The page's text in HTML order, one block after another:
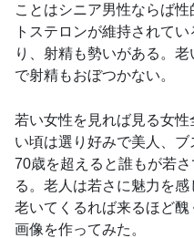
ことはシニア男性ならば
トステロンが維持されて
り、射精も勢いがある。
で射精もおぼつかない。
若い女性を見れば見る女
い頃は選り好みで美人、
70歳を超えると誰もが若
る。老人は若さに魅力を
老いてくるれば来るほど
画像を作ってみた。